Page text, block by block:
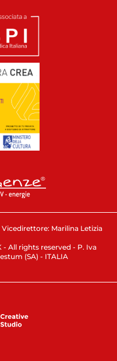
Marilina Letizia
- All rights reserved - P. Iva
(SA) - ITALIA